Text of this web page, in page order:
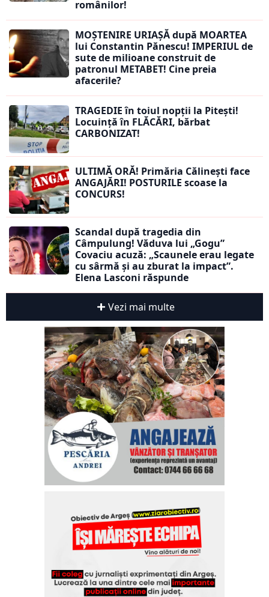
românilor!
MOȘTENIRE URIAȘĂ după MOARTEA
lui Constantin Pănescu! IMPERIUL de
sute de milioane construit de
patronul METABET! Cine preia
afacerile?
TRAGEDIE în toiul nopții la Pitești!
Locuință în FLĂCĂRI, bărbat
CARBONIZAT!
ULTIMĂ ORĂ! Primăria Călinești face
ANGAJĂRI! POSTURILE scoase la
CONCURS!
Scandal după tragedia din
Câmpulung! Văduva lui „Gogu”
Covaciu acuză: „Scaunele erau legate
cu sârmă și au zburat la impact”.
Elena Lasconi răspunde
Vezi mai multe